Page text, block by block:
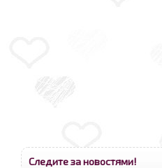
Следите за новостями!